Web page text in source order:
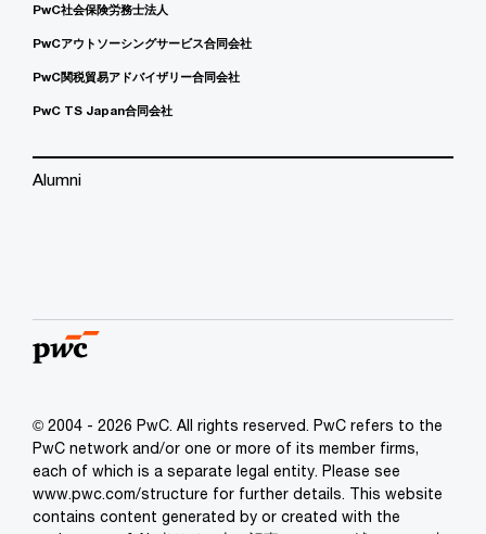
PwC社会保険労務士法人
PwCアウトソーシングサービス合同会社
PwC関税貿易アドバイザリー合同会社
PwC TS Japan合同会社
Alumni
© 2004 - 2026 PwC. All rights reserved. PwC refers to the
PwC network and/or one or more of its member firms,
each of which is a separate legal entity. Please see
www.pwc.com/structure for further details. This website
contains content generated by or created with the